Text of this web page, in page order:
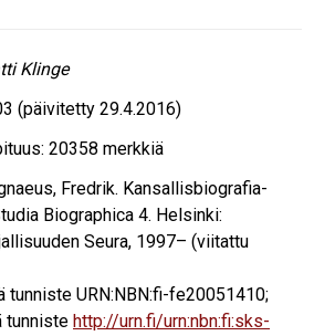
Klinge
(päivitetty 29.4.2016)
20358 merkkiä
Fredrik. Kansallisbiografia-
Biographica 4. Helsinki:
Seura, 1997– (viitattu
tunniste URN:NBN:fi-fe20051410;
tunniste http://urn.fi/urn:nbn:fi:sks-